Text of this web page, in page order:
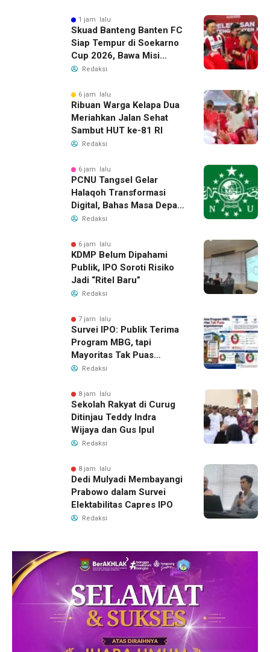
1 jam lalu
Skuad Banteng Banten FC
Siap Tempur di Soekarno
Cup 2026, Bawa Misi
Harumkan Nama Banten
Redaksi
6 jam lalu
Ribuan Warga Kelapa Dua
Meriahkan Jalan Sehat
Sambut HUT ke-81 RI
Redaksi
6 jam lalu
PCNU Tangsel Gelar
Halaqoh Transformasi
Digital, Bahas Masa Depan
NU di Era Disrupsi
Redaksi
6 jam lalu
KDMP Belum Dipahami
Publik, IPO Soroti Risiko
Jadi “Ritel Baru”
Redaksi
7 jam lalu
Survei IPO: Publik Terima
Program MBG, tapi
Mayoritas Tak Puas
dengan Pengelolaannya
Redaksi
8 jam lalu
Sekolah Rakyat di Curug
Ditinjau Teddy Indra
Wijaya dan Gus Ipul
Redaksi
8 jam lalu
Dedi Mulyadi Membayangi
Prabowo dalam Survei
Elektabilitas Capres IPO
Redaksi